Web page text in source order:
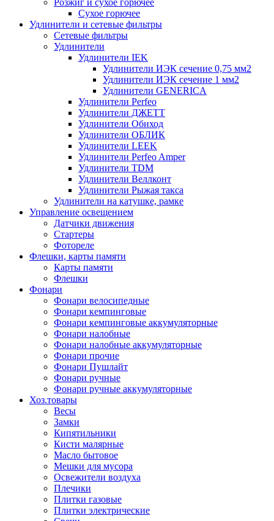
Розжиг и сухое горючее
Сухое горючее
Удлинители и сетевые фильтры
Сетевые фильтры
Удлинители
Удлинители IEK
Удлинители ИЭК сечение 0,75 мм2
Удлинители ИЭК сечение 1 мм2
Удлинители GENERICA
Удлинители Perfeo
Удлинители ДЖЕТТ
Удлинители Обиход
Удлинители ОБЛИК
Удлинители LEEK
Удлинители Perfeo Amper
Удлинители TDM
Удлинители Веллконт
Удлинители Рыжая такса
Удлинители на катушке, рамке
Управление освещением
Датчики движения
Стартеры
Фотореле
Флешки, карты памяти
Карты памяти
Флешки
Фонари
Фонари велосипедные
Фонари кемпинговые
Фонари кемпинговые аккумуляторные
Фонари налобные
Фонари налобные аккумуляторные
Фонари прочие
Фонари Пушлайт
Фонари ручные
Фонари ручные аккумуляторные
Хоз.товары
Весы
Замки
Кипятильники
Кисти малярные
Масло бытовое
Мешки для мусора
Освежители воздуха
Плечики
Плитки газовые
Плитки электрические